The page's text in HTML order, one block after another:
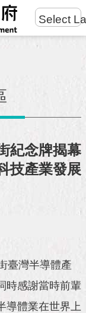
Select
紀念牌揭幕
技產業發展
臺灣半導體產
時感謝當時前輩
導體業在世界上